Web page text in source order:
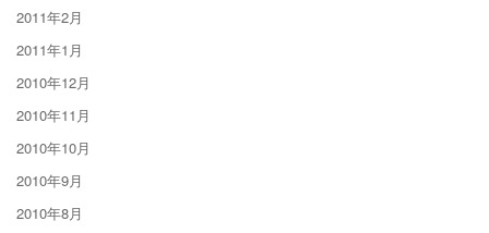
2011年2月
2011年1月
2010年12月
2010年11月
2010年10月
2010年9月
2010年8月